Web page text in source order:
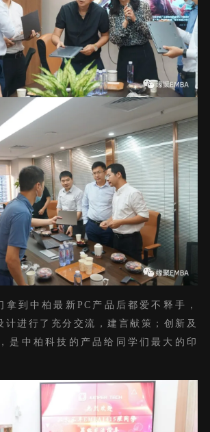
拿到中柏最新PC产品后都爱不释手，
计进行了充分交流，建言献策；创新及
是中柏科技的产品给同学们最大的印